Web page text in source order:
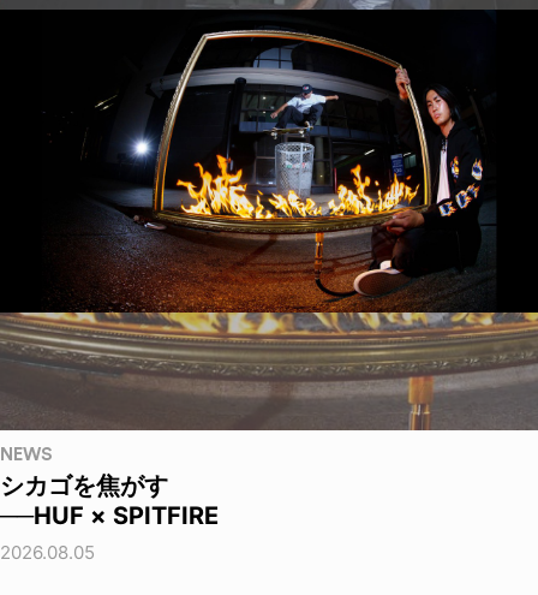
NEWS
シカゴを焦がす
──HUF × SPITFIRE
2026.08.05